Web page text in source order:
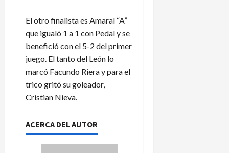
El otro finalista es Amaral “A”
que igualó 1 a 1 con Pedal y se
benefició con el 5-2 del primer
juego. El tanto del León lo
marcó Facundo Riera y para el
trico gritó su goleador,
Cristian Nieva.
ACERCA DEL AUTOR